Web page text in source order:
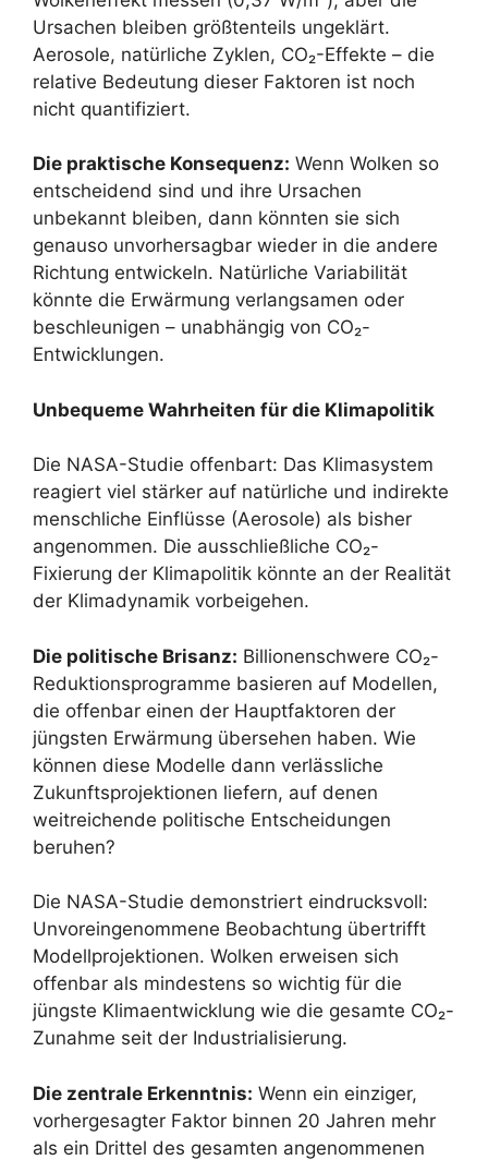
Ursachen bleiben größtenteils ungeklärt.
Aerosole, natürliche Zyklen, CO₂-Effekte – die
relative Bedeutung dieser Faktoren ist noch
nicht quantifiziert.
Die praktische Konsequenz: Wenn Wolken so
entscheidend sind und ihre Ursachen
unbekannt bleiben, dann könnten sie sich
genauso unvorhersagbar wieder in die andere
Richtung entwickeln. Natürliche Variabilität
könnte die Erwärmung verlangsamen oder
beschleunigen – unabhängig von CO₂-
Entwicklungen.
Unbequeme Wahrheiten für die Klimapolitik
Die NASA-Studie offenbart: Das Klimasystem
reagiert viel stärker auf natürliche und indirekte
menschliche Einflüsse (Aerosole) als bisher
angenommen. Die ausschließliche CO₂-
Fixierung der Klimapolitik könnte an der Realität
der Klimadynamik vorbeigehen.
Die politische Brisanz: Billionenschwere CO₂-
Reduktionsprogramme basieren auf Modellen,
die offenbar einen der Hauptfaktoren der
jüngsten Erwärmung übersehen haben. Wie
können diese Modelle dann verlässliche
Zukunftsprojektionen liefern, auf denen
weitreichende politische Entscheidungen
beruhen?
Die NASA-Studie demonstriert eindrucksvoll:
Unvoreingenommene Beobachtung übertrifft
Modellprojektionen. Wolken erweisen sich
offenbar als mindestens so wichtig für die
jüngste Klimaentwicklung wie die gesamte CO₂-
Zunahme seit der Industrialisierung.
Die zentrale Erkenntnis: Wenn ein einziger,
vorhergesagter Faktor binnen 20 Jahren mehr
als ein Drittel des gesamten angenommenen